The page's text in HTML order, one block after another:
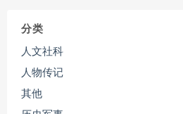
分类
人文社科
人物传记
其他